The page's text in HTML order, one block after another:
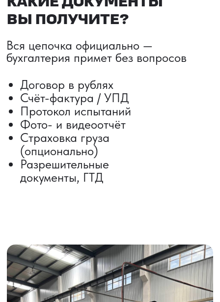
ВЫКУП ТОВАРОВ ИЗ КИТАЯ
Выкуп от 1 000 000 ₽
Получить консультацию
Сроки от 5 дней
Авиадоставка
Мультимодальные перевозки
Железнодорожные перевозки
Автогрузоперевозки
Контейнерные перевозки
Негабаритные грузоперевозки
Доставка образцов
Получить консультацию